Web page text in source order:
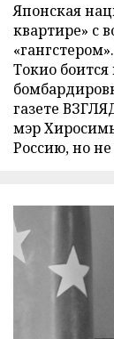
Японская
квартире» с
Токио
газете
мэр
Россию, но